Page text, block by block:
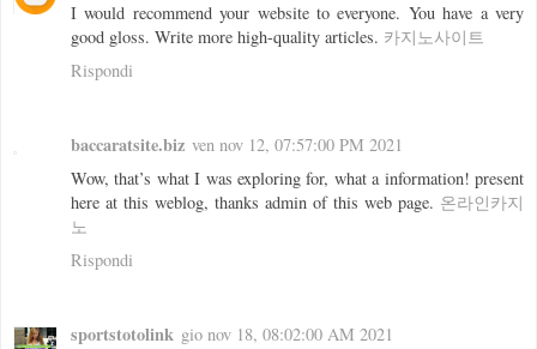
I would recommend your website to everyone. You have a very
good gloss. Write more high-quality articles. 카지노사이트
Rispondi
baccaratsite.biz ven nov 12, 07:57:00 PM 2021
Wow, that’s what I was exploring for, what a information! present
here at this weblog, thanks admin of this web page. 온라인카지
노
Rispondi
sportstotolink gio nov 18, 08:02:00 AM 2021